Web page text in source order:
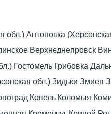
обл.) Антоновка
Верхнеднепровск
Гостомель Грибовка
обл.) Зидьки
Ковель Коломыя